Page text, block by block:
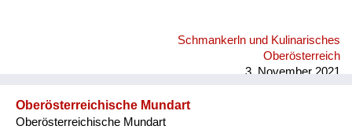
Schmankerln und Kulinarisches
Oberösterreich
3. November 2021
Oberösterreichische Mundart
Oberösterreichische Mundart